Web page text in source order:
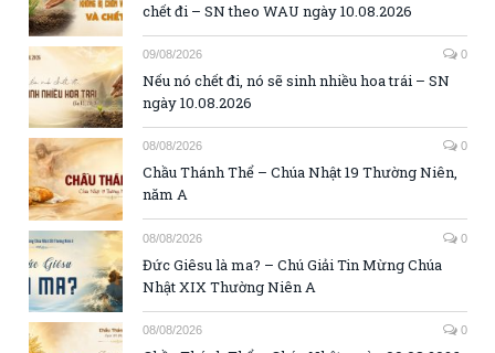
chết đi – SN theo WAU ngày 10.08.2026
09/08/2026 0
Nếu nó chết đi, nó sẽ sinh nhiều hoa trái – SN
ngày 10.08.2026
08/08/2026 0
Chầu Thánh Thể – Chúa Nhật 19 Thường Niên,
năm A
08/08/2026 0
Đức Giêsu là ma? – Chú Giải Tin Mừng Chúa
Nhật XIX Thường Niên A
08/08/2026 0